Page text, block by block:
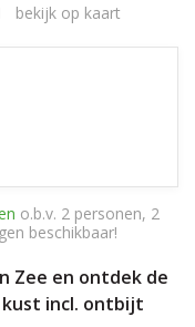
bekijk op kaart
o.b.v. 2 personen, 2
beschikbaar!
Zee en ontdek de
kust incl. ontbijt